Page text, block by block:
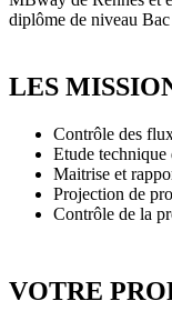
diplôme de niveau
LES
Contrôle des
Etude technique
Maitrise et
Projection de
Contrôle de la
VOTRE